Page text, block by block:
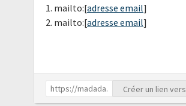
1. mailto:[adresse email]
2. mailto:[adresse email]
Créer un lien vers